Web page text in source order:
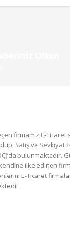
firmamız E-
Satış ve Sevkiyat
bulunmaktadır.
ilke edinen
E-Ticaret